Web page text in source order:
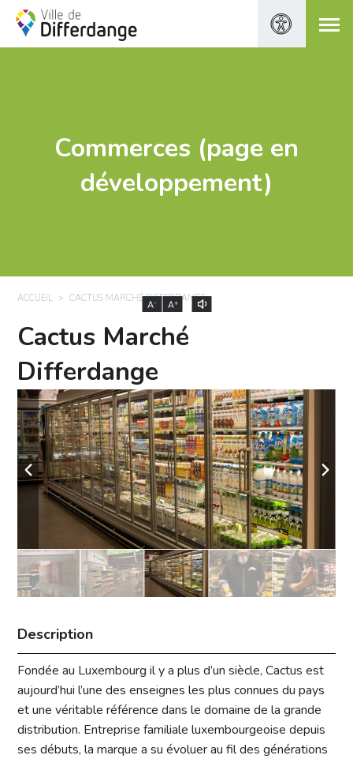
Commerces (page en
développement)
ACCUEIL CACTUS MARCHÉ DIFFERDANGE
A- A+
Cactus Marché
Differdange
Description
Fondée au Luxembourg il y a plus d’un siècle, Cactus est
aujourd’hui l’une des enseignes les plus connues du pays
et une véritable référence dans le domaine de la grande
distribution. Entreprise familiale luxembourgeoise depuis
ses débuts, la marque a su évoluer au fil des générations